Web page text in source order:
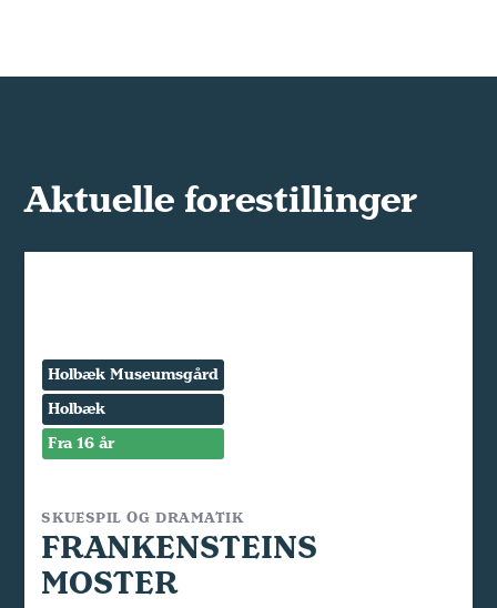
Aktuelle forestillinger
Holbæk Museumsgård
Holbæk
Fra 16 år
SKUESPIL OG DRAMATIK
FRANKENSTEINS
MOSTER